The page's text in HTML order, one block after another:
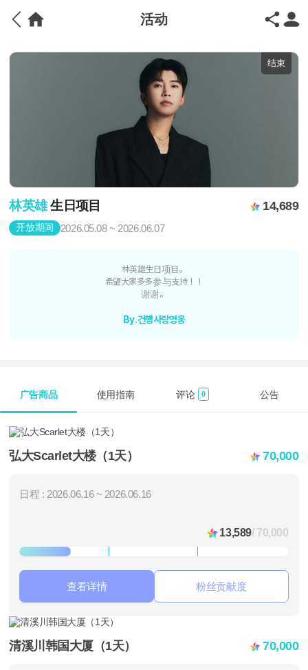
活动
结束
林英雄生日项目 14,689
开放期间 2026.05.08 ~ 2026.06.07
林英雄生日项目。
希望大家多多参与支持！！
谢谢。
By.건행사랑영웅
广告商品 使用指南 评论 0 公告
弘大Scarlet大楼（1天） 70,000
日程 : 2026.06.16 ~ 2026.06.16
13,589/ 70,000
查看详情 粉丝贡献度
清溪川韩国大厦（1天） 70,000